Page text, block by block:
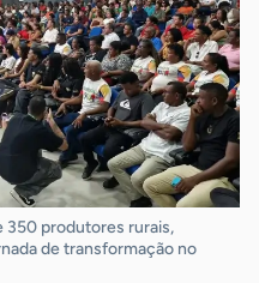
350 produtores rurais,
de transformação no